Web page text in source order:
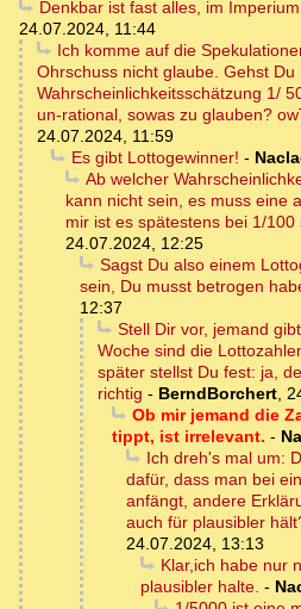
Denkbar ist fast alles, im
24.07.2024, 11:44
Ich komme auf die
Ohrschuss nicht glaube. Gehst Du
Wahrscheinlichkeitsschätzung 1/
un-rational, sowas zu glauben?
24.07.2024, 11:59
Es gibt Lottogewinner! -
Ab welcher
kann nicht sein, es muss eine
mir ist es spätestens bei 1/100
24.07.2024, 12:25
Sagst Du also einem
sein, Du musst betrogen
12:37
Stell Dir vor, jemand
Woche sind die
später stellst Du fest: ja,
richtig - BerndBorchert,
Ob mir jemand die
tippt, ist irrelevant. -
Ich dreh's mal um:
dafür, dass man bei
anfängt, andere
auch für plausibler
24.07.2024, 13:13
Klar,ich habe nur
plausibler halte. -